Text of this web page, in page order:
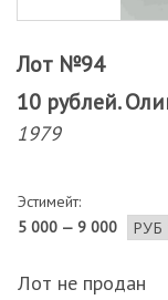
Лот №94
10 рублей.
1979
Эстимейт:
5 000 — 9 000
Лот не продан